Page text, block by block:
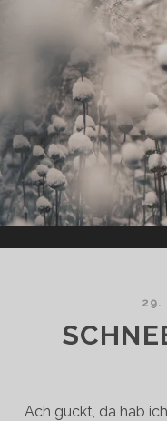
29.
Ach guckt, da hab